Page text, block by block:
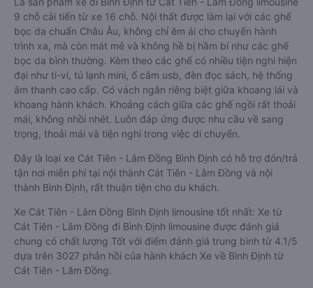
9 chỗ cải tiến từ xe 16 chỗ. Nội thất được làm lại với các ghế
bọc da chuẩn Châu Âu, không chỉ êm ái cho chuyến hành
trình xa, mà còn mát mẻ và không hề bị hầm bí như các ghế
bọc da bình thường. Kèm theo các ghế có nhiều tiện nghi hiện
đại như ti-vi, tủ lạnh mini, ổ cắm usb, đèn đọc sách, hệ thống
âm thanh cao cấp. Có vách ngăn riêng biệt giữa khoang lái và
khoang hành khách. Khoảng cách giữa các ghế ngồi rất thoải
mái, không nhồi nhét. Luôn đáp ứng được nhu cầu về sang
trọng, thoải mái và tiện nghi trong việc di chuyển.
Đây là loại xe Cát Tiên - Lâm Đồng Bình Định có hỗ trợ đón/trả
tận nơi miễn phí tại nội thành Cát Tiên - Lâm Đồng và nội
thành Bình Định, rất thuận tiện cho du khách.
Xe Cát Tiên - Lâm Đồng Bình Định limousine tốt nhất: Xe từ
Cát Tiên - Lâm Đồng đi Bình Định limousine được đánh giá
chung có chất lượng Tốt với điểm đánh giá trung bình từ 4.1/5
dựa trên 3027 phản hồi của hành khách Xe về Bình Định từ
Cát Tiên - Lâm Đồng.